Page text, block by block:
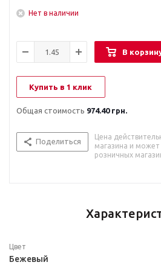
Нет в наличии
В
Купить в 1 клик
Общая стоимость 974.40 грн.
Поделиться
Цена
магазина и может
розничных
Цвет
Бежевый